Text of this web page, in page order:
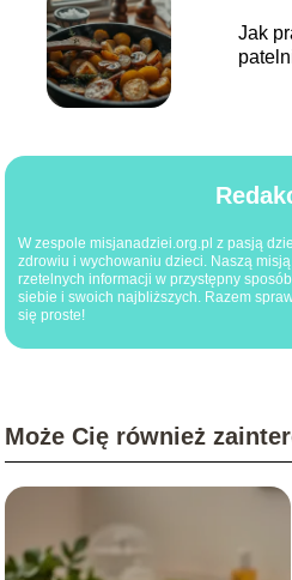
Jak
W zespole misjanadziei.org.pl z pasją
zdrowiu i wychowaniu dzieci. Naszą
rzetelnych informacji w przystępny
siebie i swoich najbliższych. Razem
się proste!
Może Cię również